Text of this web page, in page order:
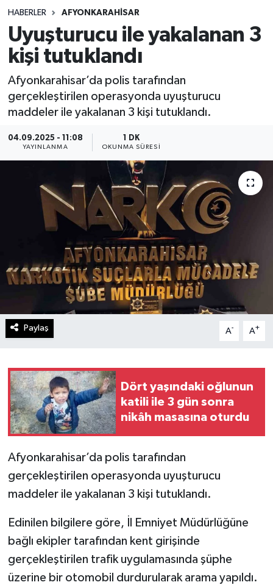
HABERLER AFYONKARAHISAR
Uyuşturucu ile yakalanan 3
kişi tutuklandı
Afyonkarahisar’da polis tarafından
gerçekleştirilen operasyonda uyuşturucu
maddeler ile yakalanan 3 kişi tutuklandı.
04.09.2025 - 11:08
YAYINLANMA
1 DK
OKUNMA SÜRESI
Paylaş A- A+
Dört yaşındaki oğlunun
katili ile 3 gün sonra
nikâh masasına oturdu
Afyonkarahisar’da polis tarafından
gerçekleştirilen operasyonda uyuşturucu
maddeler ile yakalanan 3 kişi tutuklandı.
Edinilen bilgilere göre, İl Emniyet Müdürlüğüne
bağlı ekipler tarafından kent girişinde
gerçekleştirilen trafik uygulamasında şüphe
üzerine bir otomobil durdurularak arama yapıldı.
Spor
Teknoloji
Yaşam